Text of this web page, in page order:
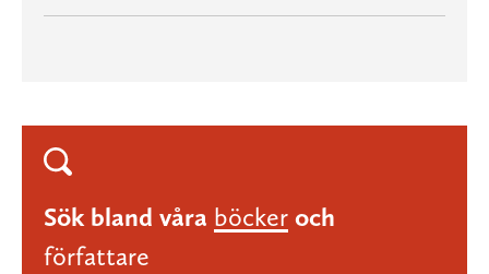
Sök bland våra böcker och
författare